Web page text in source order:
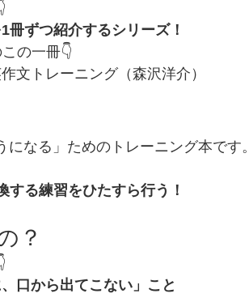
冊ずつ紹介するシリーズ！
の一冊👇
文トレーニング（森沢洋介）
なる」ためのトレーニング本です。
る練習をひたすら行う！
？
口から出てこない」こと